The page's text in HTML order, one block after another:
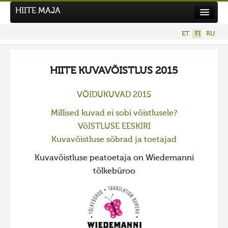
UUSI KUVAKILPAILU
Hiisien kuvakilpailu 2025
Hiisien kuvakilpailu 2024
Liikkuvat kuvat 2024
Hiisien kuvakilpailu 2023
HIITE MAJA
ET FI RU
HIITE KUVAVÕISTLUS 2015
VÕIDUKUVAD 2015
Millised kuvad ei sobi võistlusele?
VõISTLUSE EESKIRI
Kuvavõistluse sõbrad ja toetajad
Kuvavõistluse peatoetaja on Wiedemanni
tõlkebüroo